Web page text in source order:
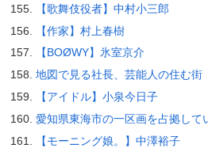
【歌舞伎役者】中村小三郎
【作家】村上春樹
【BOØWY】氷室京介
地図で見る社長、芸能人の住む街
【アイドル】小泉今日子
愛知県東海市の一区画を占拠して
【モーニング娘。】中澤裕子